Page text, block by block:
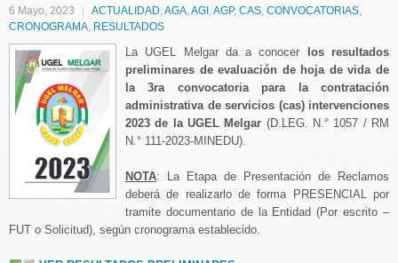
6 Mayo, 2023 ACTUALIDAD,AGA,AGI ,AGP, CAS, CONVOCATORIAS,
CRONOGRAMA, RESULTADOS
La UGEL Melgar da a conocer los
resultados
preliminares de evaluación de hoja de vida de
la 3ra convocatoria para la contratación
administrativa de servicios (cas) intervenciones
2023 de la UGEL Melgar (D.LEG. N.° 1057 / RM
N.° 111-2023-MINEDU).
NOTA: La Etapa de Presentación de Reclamos
deberá de realizarlo de forma PRESENCIAL por
tramite documentario de la Entidad (Por escrito –
FUT o Solicitud), según cronograma establecido.